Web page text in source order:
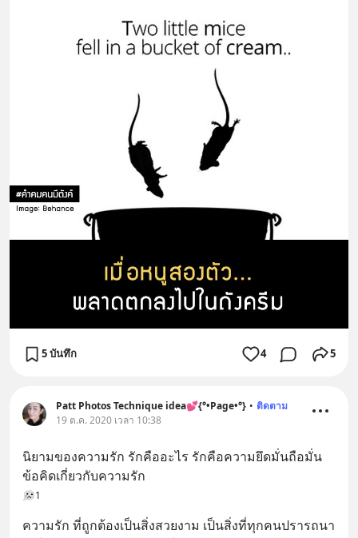
5 บันทึก 4 5
Patt Photos Technique idea💕{°•Page•°} • ติดตาม
19 ต.ค. 2020 เวลา 10:38
นิยามของความรัก รักคืออะไร รักคือความยึดมั่นถือมั่น
ข้อคิดเกี่ยวกับความรัก
1
ความรัก ที่ถูกต้องเป็นสิ่งสวยงาม เป็นสิ่งที่ทุกคนปรารถนา